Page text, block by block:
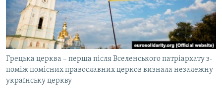
ВІДЕОУРОКИ «ELIFBE»
СВІДЧЕННЯ ОКУПАЦІЇ
УКРАЇНСЬКА ПРОБЛЕМА КРИМУ
ІНФОГРАФІКА
Русский
Qırımtatar
ДОЛУЧАЙСЯ!
Грецька церква – перша після Вселенського патріархату з-
поміж помісних православних церков визнала незалежну
українську церкву